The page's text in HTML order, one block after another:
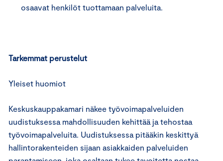
osaavat henkilöt tuottamaan palveluita.
Tarkemmat perustelut
Yleiset huomiot
Keskuskauppakamari näkee työvoimapalveluiden
uudistuksessa mahdollisuuden kehittää ja tehostaa
työvoimapalveluita. Uudistuksessa pitääkin keskittyä
hallintorakenteiden sijaan asiakkaiden palveluiden